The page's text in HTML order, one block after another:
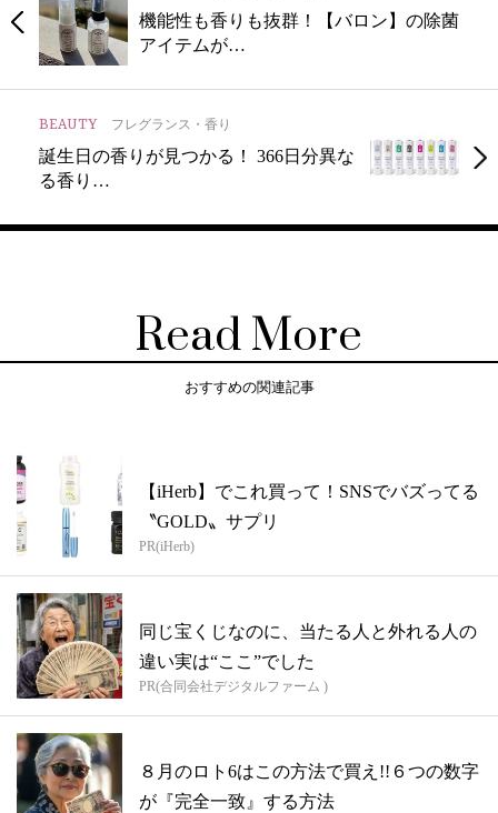
機能性も香りも抜群！【バロン】の除菌
アイテムが…
BEAUTY フレグランス・香り
誕生日の香りが見つかる！ 366日分異な
る香り…
Read More
おすすめの関連記事
【iHerb】でこれ買って！SNSでバズってる
〝GOLD〟サプリ
PR(iHerb)
同じ宝くじなのに、当たる人と外れる人の
違い実は“ここ”でした
PR(合同会社デジタルファーム )
８月のロト6はこの方法で買え!!６つの数字
が『完全一致』する方法